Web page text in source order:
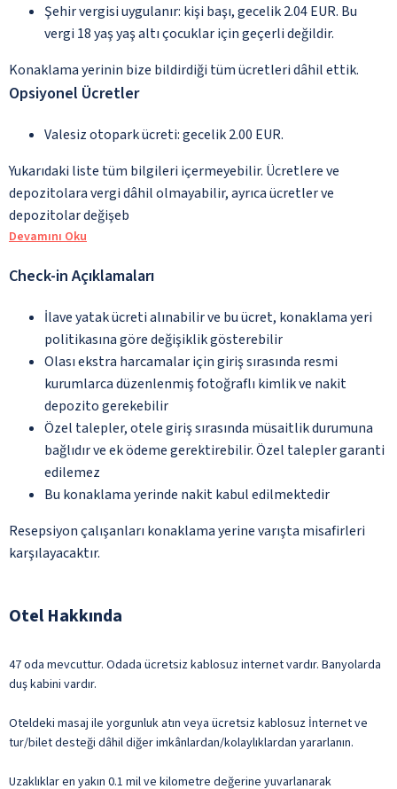
Şehir vergisi uygulanır: kişi başı, gecelik 2.04 EUR. Bu
vergi 18 yaş yaş altı çocuklar için geçerli değildir.
Konaklama yerinin bize bildirdiği tüm ücretleri dâhil ettik.
Opsiyonel Ücretler
Valesiz otopark ücreti: gecelik 2.00 EUR.
Yukarıdaki liste tüm bilgileri içermeyebilir. Ücretlere ve
depozitolara vergi dâhil olmayabilir, ayrıca ücretler ve
depozitolar değişeb
Devamını Oku
Check-in Açıklamaları
İlave yatak ücreti alınabilir ve bu ücret, konaklama yeri
politikasına göre değişiklik gösterebilir
Olası ekstra harcamalar için giriş sırasında resmi
kurumlarca düzenlenmiş fotoğraflı kimlik ve nakit
depozito gerekebilir
Özel talepler, otele giriş sırasında müsaitlik durumuna
bağlıdır ve ek ödeme gerektirebilir. Özel talepler garanti
edilemez
Bu konaklama yerinde nakit kabul edilmektedir
Resepsiyon çalışanları konaklama yerine varışta misafirleri
karşılayacaktır.
Otel Hakkında
47 oda mevcuttur. Odada ücretsiz kablosuz internet vardır. Banyolarda
duş kabini vardır.
Oteldeki masaj ile yorgunluk atın veya ücretsiz kablosuz İnternet ve
tur/bilet desteği dâhil diğer imkânlardan/kolaylıklardan yararlanın.
Uzaklıklar en yakın 0.1 mil ve kilometre değerine yuvarlanarak